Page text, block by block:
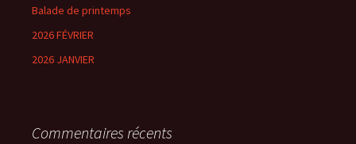
Balade de printemps
2026 FÉVRIER
2026 JANVIER
Commentaires récents